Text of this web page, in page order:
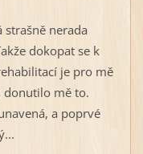
strašně nerada
dokopat se k
je pro mě
donutilo mě to.
a poprvé